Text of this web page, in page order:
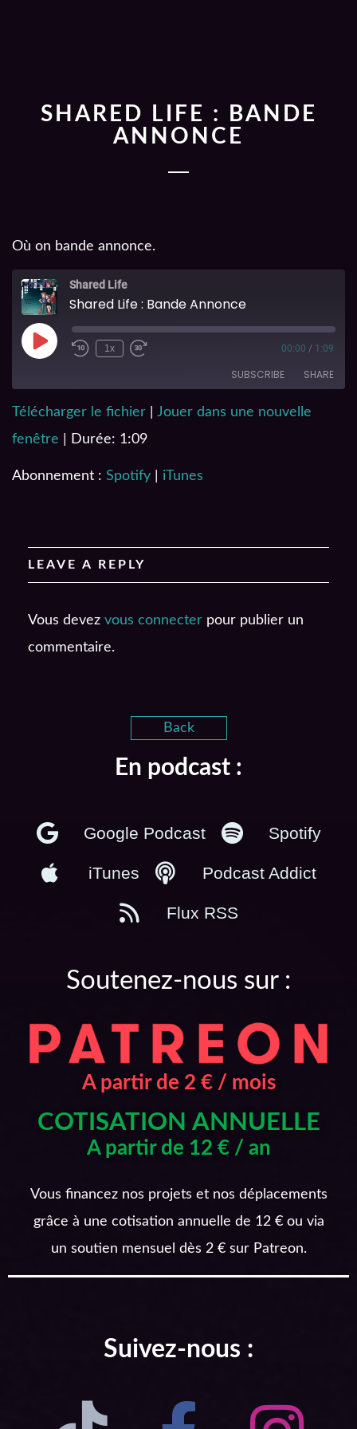
SHARED LIFE : BANDE
ANNONCE
Où on bande annonce.
Shared Life
Shared Life : Bande Annonce
1x 00:00 / 1:09
SUBSCRIBE SHARE
RSS FEED
Télécharger le fichier
Jouer dans une nouvelle
fenêtre
Durée: 1:09
Abonnement : Spotify iTunes
LEAVE A REPLY
Vous devez vous connecter pour publier un
commentaire.
Back
En podcast :
Google Podcast Spotify
iTunes Podcast Addict
Flux RSS
Soutenez-nous sur :
A partir de 2 € / mois
COTISATION ANNUELLE
A partir de 12 € / an
Vous financez nos projets et nos déplacements
grâce à une cotisation annuelle de 12 € ou via
un soutien mensuel dès 2 € sur Patreon.
Suivez-nous :